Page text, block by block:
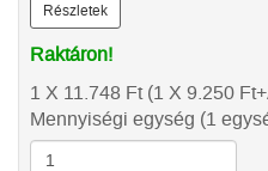
Részletek
Raktáron!
1 X 11.748 Ft(1 X 9.250 Ft
Mennyiségi egység (1